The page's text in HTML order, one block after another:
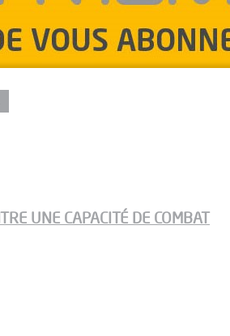
UNE CAPACITÉ DE COMBAT